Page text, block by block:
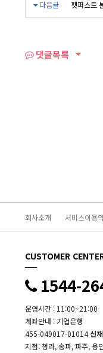
다음글 펫퍼스트
댓글목록
회사소개 서비스이용
CUSTOMER
1544-
운영시간 : 11:00~21:00
계좌안내 : 기업은행
455-049017-01014신
지점: 청라, 송파, 파주, 용